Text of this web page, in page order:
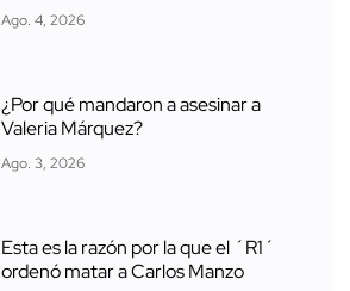
Ago. 4, 2026
¿Por qué mandaron a asesinar a
Valeria Márquez?
Ago. 3, 2026
Esta es la razón por la que el ´R1´
ordenó matar a Carlos Manzo